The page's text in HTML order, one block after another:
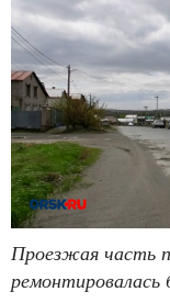
Проезжая часть
ремонтировалась